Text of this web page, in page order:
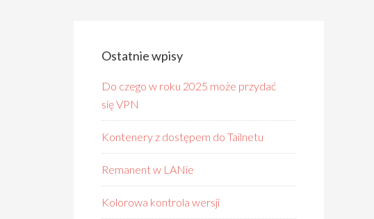
Ostatnie wpisy
Do czego w roku 2025 może przydać
się VPN
Kontenery z dostępem do Tailnetu
Remanent w LANie
Kolorowa kontrola wersji